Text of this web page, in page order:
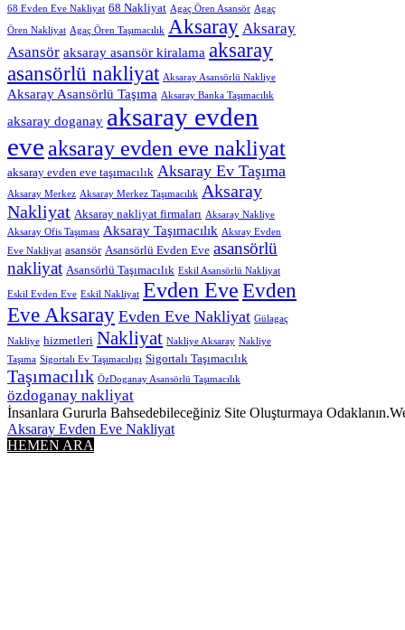
68 Evden Eve Nakliyat 68 Nakliyat Agaç Ören Asansör Agaç
Ören Nakliyat Agaç Ören Taşımacılık Aksaray Aksaray
Asansör aksaray asansör kiralama aksaray
asansörlü nakliyat Aksaray Asansörlü Nakliye
Aksaray Asansörlü Taşıma Aksaray Banka Taşımacılık
aksaray doganay aksaray evden
eveaksaray evden eve nakliyat
aksaray evden eve taşımacılık Aksaray Ev Taşıma
Aksaray Merkez Aksaray Merkez Taşımacılık Aksaray
Nakliyat Aksaray nakliyat firmaları Aksaray Nakliye
Aksaray Ofis Taşıması Aksaray Taşımacılık Aksray Evden
Eve Nakliyat asansör Asansörlü Evden Eve asansörlü
nakliyat Asansörlü Taşımacılık Eskil Asansörlü Nakliyat
Eskil Evden Eve Eskil Nakliyat Evden EveEvden
Eve Aksaray Evden Eve Nakliyat Gülagaç
Nakliye hizmetleri Nakliyat Nakliye Aksaray Nakliye
Taşıma Sigortalı Ev Taşımacılıgı Sigortalı Taşımacılık
Taşımacılık ÖzDoganay Asansörlü Taşımacılık
özdoganay nakliyat
İnsanlara Gururla Bahsedebileceğiniz Site Oluşturmaya
Aksaray Evden Eve Nakliyat
HEMEN ARA